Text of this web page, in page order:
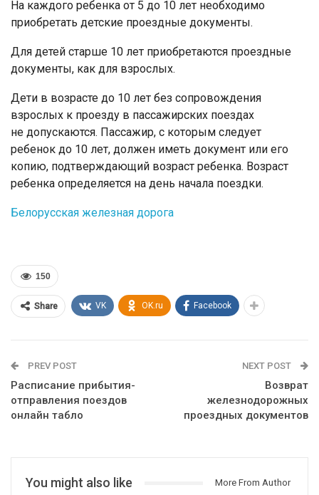
На каждого ребенка от 5 до 10 лет необходимо
приобретать детские проездные документы.
Для детей старше 10 лет приобретаются проездные
документы, как для взрослых.
Дети в возрасте до 10 лет без сопровождения
взрослых к проезду в пассажирских поездах
не допускаются. Пассажир, с которым следует
ребенок до 10 лет, должен иметь документ или его
копию, подтверждающий возраст ребенка. Возраст
ребенка определяется на день начала поездки.
Белорусская железная дорога
150
Share VK OK.ru Facebook
PREV POST
Расписание прибытия-
отправления поездов
онлайн табло
NEXT POST
Возврат
железнодорожных
проездных документов
You might also like More From Author